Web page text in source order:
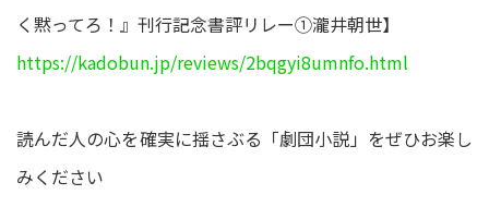
く黙ってろ！』刊行記念書評リレー①瀧井朝世】
https://kadobun.jp/reviews/2bqgyi8umnfo.html
読んだ人の心を確実に揺さぶる「劇団小説」をぜひお楽し
みください